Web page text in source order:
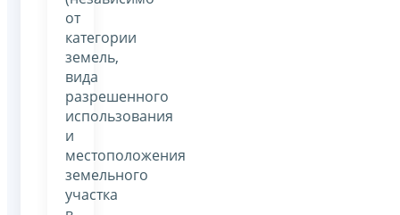
от
категории
земель,
вида
разрешенного
использования
и
местоположения
земельного
участка